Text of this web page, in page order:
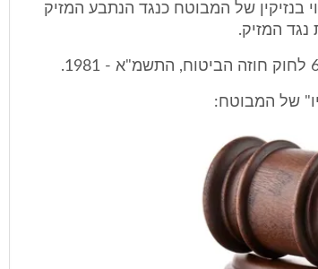
בנזיקין של המבוטח כנגד הנתבע המזיק
נגד המזיק.
של המבוטח: